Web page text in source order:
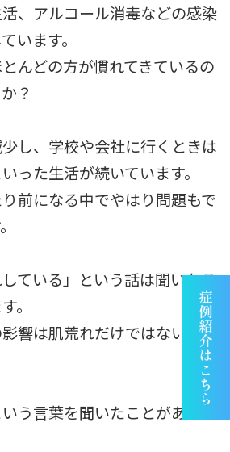
、アルコール消毒などの感染
います。
んどの方が慣れてきているの
？
し、学校や会社に行くときは
った生活が続いています。
前になる中でやはり問題もで
している」という話は聞いたこ
。
響は肌荒れだけではないので
う言葉を聞いたことがありま